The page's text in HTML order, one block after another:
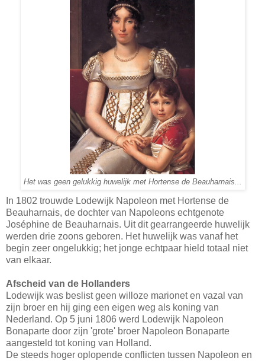
Het was geen gelukkig huwelijk met Hortense de Beauharnais...
In 1802 trouwde Lodewijk Napoleon met Hortense de
Beauharnais, de dochter van Napoleons echtgenote
Joséphine de Beauharnais. Uit dit gearrangeerde huwelijk
werden drie zoons geboren. Het huwelijk was vanaf het
begin zeer ongelukkig; het jonge echtpaar hield totaal niet
van elkaar.
Afscheid van de Hollanders
Lodewijk was beslist geen willoze marionet en vazal van
zijn broer en hij ging een eigen weg als koning van
Nederland. Op 5 juni 1806 werd Lodewijk Napoleon
Bonaparte door zijn 'grote' broer Napoleon Bonaparte
aangesteld tot koning van Holland.
De steeds hoger oplopende conflicten tussen Napoleon en